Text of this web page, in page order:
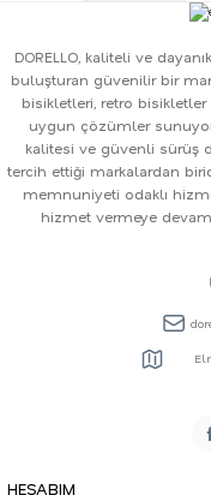
DORELLO, kaliteli ve
buluşturan güvenilir bir
bisikletleri, retro
uygun çözümler
kalitesi ve güvenli sürüş
tercih ettiği markalardan
memnuniyeti odaklı
hizmet vermeye
HESABIM